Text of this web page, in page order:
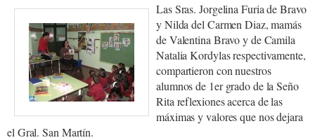
Las Sras. Jorgelina Furia de Bravo
y Nilda del Carmen Diaz, mamás
de Valentina Bravo y de Camila
Natalia Kordylas respectivamente,
compartieron con nuestros
alumnos de 1er grado de la Seño
Rita reflexiones acerca de las
máximas y valores que nos dejara
el Gral. San Martín.